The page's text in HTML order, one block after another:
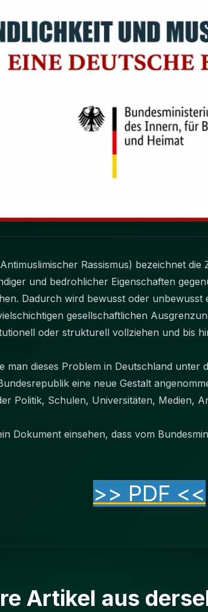
Rassismus) bezeichnet
und bedrohlicher Eigenschaften
Dadurch wird bewusst oder unbewusst
gesellschaftlichen
oder strukturell vollziehen und bis
man dieses Problem in Deutschland unter
eine neue Gestalt
Politik, Schulen, Universitäten, Medien,
Dokument einsehen, dass vom
>> PDF <<
Artikel aus